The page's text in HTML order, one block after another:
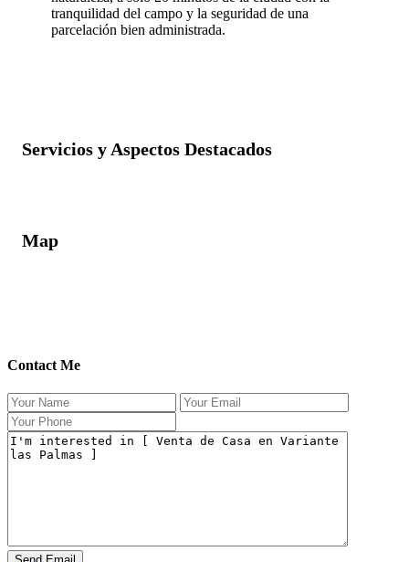
tranquilidad del campo y la seguridad de una
parcelación bien administrada.
Servicios y Aspectos Destacados
Map
Contact Me